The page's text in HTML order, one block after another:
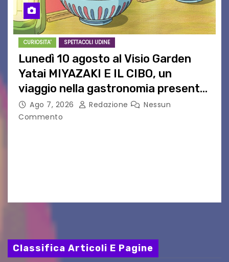
CURIOSITA' SPETTACOLI UDINE
Lunedì 10 agosto al Visio Garden
Yatai MIYAZAKI E IL CIBO, un
viaggio nella gastronomia presente
nei film di Hayao Miyazaki!
Ago 7, 2026 Redazione
Nessun
Commento
Classifica Articoli E Pagine